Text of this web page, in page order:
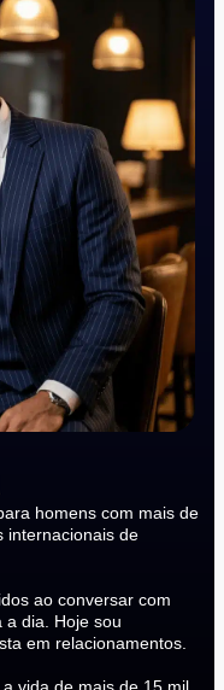
homens com mais de
internacionais de
ao conversar com
a dia. Hoje sou
em relacionamentos.